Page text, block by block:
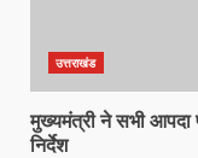
उत्तराखंड
मुख्यमंत्री ने सभी आपदा
निर्देश